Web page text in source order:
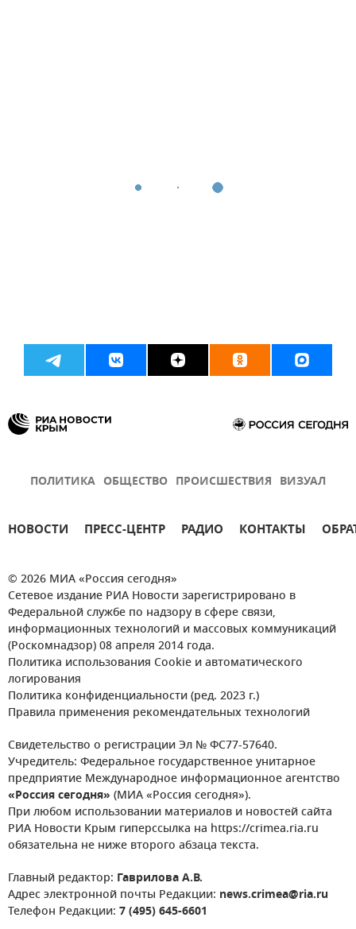
ПОЛИТИКА ОБЩЕСТВО ПРОИСШЕСТВИЯ ВИЗУАЛ
НОВОСТИ ПРЕСС-ЦЕНТР РАДИО КОНТАКТЫ
© 2026 МИА «Россия сегодня»
Сетевое издание РИА Новости зарегистрировано в
Федеральной службе по надзору в сфере связи,
информационных технологий и массовых коммуникаций
(Роскомнадзор) 08 апреля 2014 года.
Политика использования Cookie и автоматического
логирования
Политика конфиденциальности (ред. 2023 г.)
Правила применения рекомендательных технологий
Свидетельство о регистрации Эл № ФС77-57640.
Учредитель: Федеральное государственное унитарное
предприятие Международное информационное агентство
«Россия сегодня» (МИА «Россия сегодня»).
При любом использовании материалов и новостей сайта
РИА Новости Крым гиперссылка на https://crimea.ria.ru
обязательна не ниже второго абзаца текста.
Главный редактор: Гаврилова А.В.
Адрес электронной почты Редакции: news.crimea@ria.ru
Телефон Редакции: 7 (495) 645-6601